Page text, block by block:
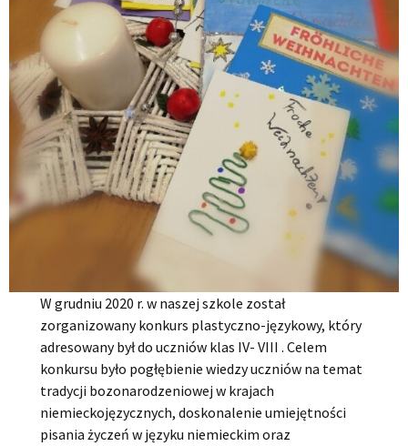
W grudniu 2020 r. w naszej szkole został
zorganizowany konkurs plastyczno-językowy, który
adresowany był do uczniów klas IV- VIII . Celem
konkursu było pogłębienie wiedzy uczniów na temat
tradycji bozonarodzeniowej w krajach
niemieckojęzycznych, doskonalenie umiejętności
pisania życzeń w języku niemieckim oraz